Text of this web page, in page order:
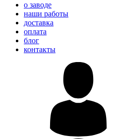
о заводе
наши работы
доставка
оплата
блог
контакты